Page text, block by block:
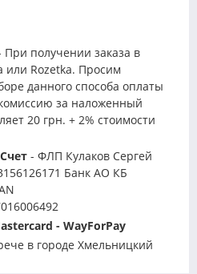
При получении заказа в
или Rozetka. Просим
данного способа оплаты
за наложенный
20 грн. + 2% стоимости
- ФЛП Кулаков Сергей
Банк АО КБ
- WayForPay
в городе Хмельницкий